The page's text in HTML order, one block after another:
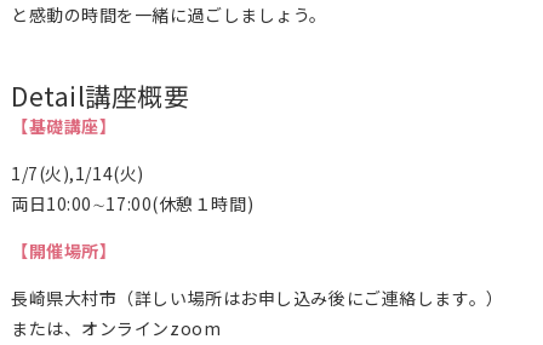
と感動の時間を一緒に過ごしましょう。
Detail講座概要
【基礎講座】
1/7(火),1/14(火)
両日10:00∼17:00(休憩１時間)
【開催場所】
長崎県大村市（詳しい場所はお申し込み後にご連絡します。）
または、オンラインzoom